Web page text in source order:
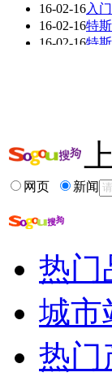
看赛车宝贝
艳
16-02-16入
16-02-16特
16-02-16特
相关推荐
特斯拉
特斯拉model
特斯拉model x
特斯拉
新版特斯拉
网页 新闻
热门
城市
热门